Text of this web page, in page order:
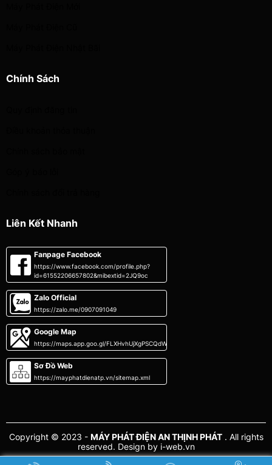
Chính Sách
Liên Kết Nhanh
Fanpage Facebook
https://www.facebook.com/profile.php?
id=61552206657802&mibextid=2JQ9oc
Zalo Official
https://zalo.me/0907091049
Google Map
https://maps.app.goo.gl/FLXHvhUjXgPSCQdWA
Sơ Đồ Web
https://mayphatdienatp.vn/sitemap.xml
Copyright © 2023 - MÁY PHÁT ĐIỆN AN THỊNH PHÁT. All rights
reserved. Design by i-web.vn